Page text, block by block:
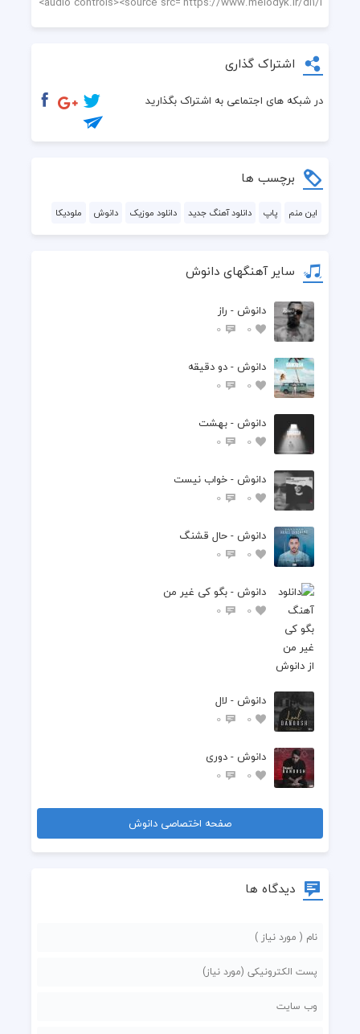
اشتراک گذاری
در شبکه های اجتماعی به اشتراک بگذارید
برچسب ها
این منم پاپ دانلود آهنگ جدید دانلود موزیک دانوش ملودیکا
سایر آهنگهای دانوش
دانوش - راز
0
0
دانوش - دو دقیقه
0
0
دانوش - بهشت
0
0
دانوش - خواب نیست
0
0
دانوش - حال قشنگ
0
0
دانوش - بگو کی غیر من
0
0
دانوش - لال
0
0
دانوش - دوری
0
0
صفحه اختصاصی دانوش
دیدگاه ها